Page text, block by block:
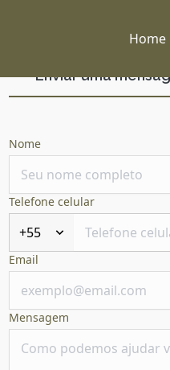
Home
Enviar uma
Nome
Telefone celular
+55
Email
Mensagem